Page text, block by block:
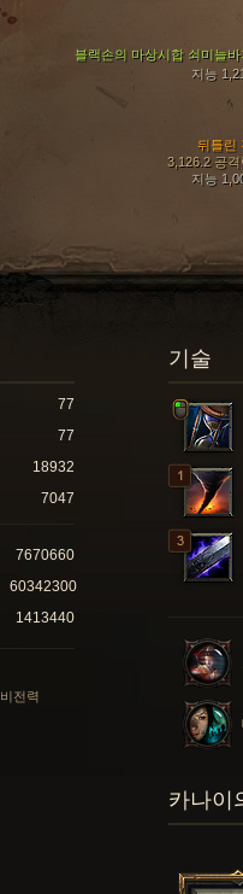
블랙손의 마상시합 쇠미늘바
지능
뒤틀린
3,126.2 공격
지능
기술
77
77
18932
7047
7670660
60342300
1413440
비전력
카나이